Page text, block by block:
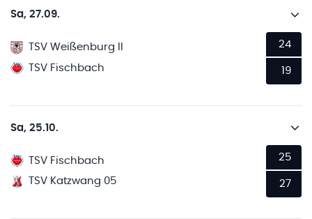
Sa, 27.09.
TSV Weißenburg II
TSV Fischbach
24
19
Sa, 25.10.
TSV Fischbach
TSV Katzwang 05
25
27